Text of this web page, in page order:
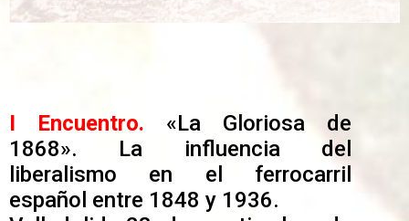
I Encuentro.
«La Gloriosa de
1868». La influencia del
liberalismo en el ferrocarril
español entre 1848 y 1936.